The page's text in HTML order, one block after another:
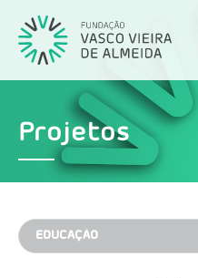
Projetos